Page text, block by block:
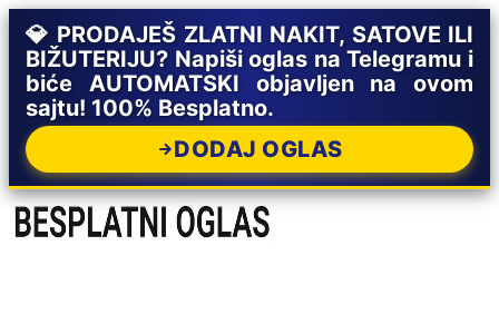
💎 PRODAJEŠ ZLATNI NAKIT, SATOVE ILI
BIŽUTERIJU? Napiši oglas na Telegramu i
biće AUTOMATSKI objavljen na ovom
sajtu! 100% Besplatno.
DODAJ OGLAS